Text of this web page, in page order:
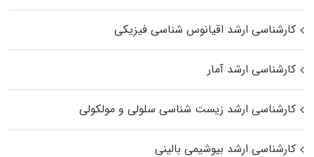
کارشناسی ارشد اقیانوس‌ شناسی فیزیکی
کارشناسی ارشد آمار
کارشناسی ارشد زیست شناسی سلولی و مولکولی
کارشناسی ارشد بیوشیمی بالینی